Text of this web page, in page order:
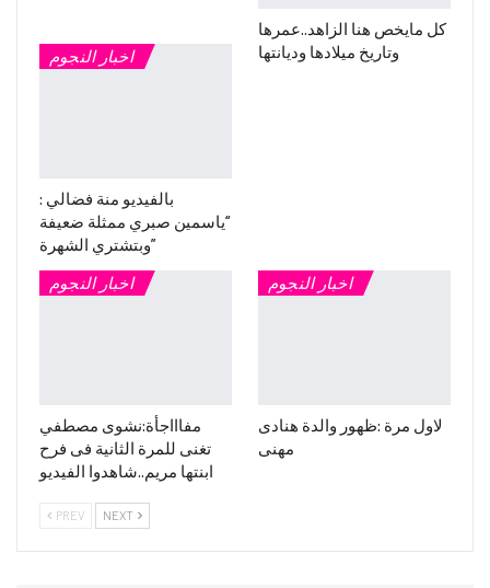
اخبار النجوم
بالفيديو منة فضالي :
“ياسمين صبري ممثلة ضعيفة
وبتشتري الشهرة”
كل مايخص هنا الزاهد..عمرها
وتاريخ ميلادها وديانتها
اخبار النجوم
مفاااجأة:نشوى مصطفي
تغنى للمرة الثانية فى فرح
ابنتها مريم..شاهدوا الفيديو
اخبار النجوم
لاول مرة :ظهور والدة هنادى
مهنى
PREV NEXT